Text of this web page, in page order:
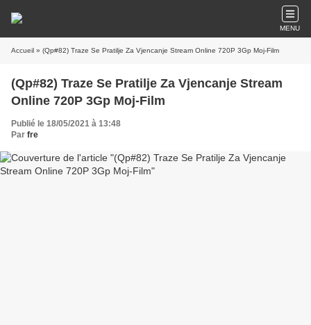
MENU
Accueil » (Qp#82) Traze Se Pratilje Za Vjencanje Stream Online 720P 3Gp Moj-Film
(Qp#82) Traze Se Pratilje Za Vjencanje Stream
Online 720P 3Gp Moj-Film
Publié le 18/05/2021 à 13:48
Par fre